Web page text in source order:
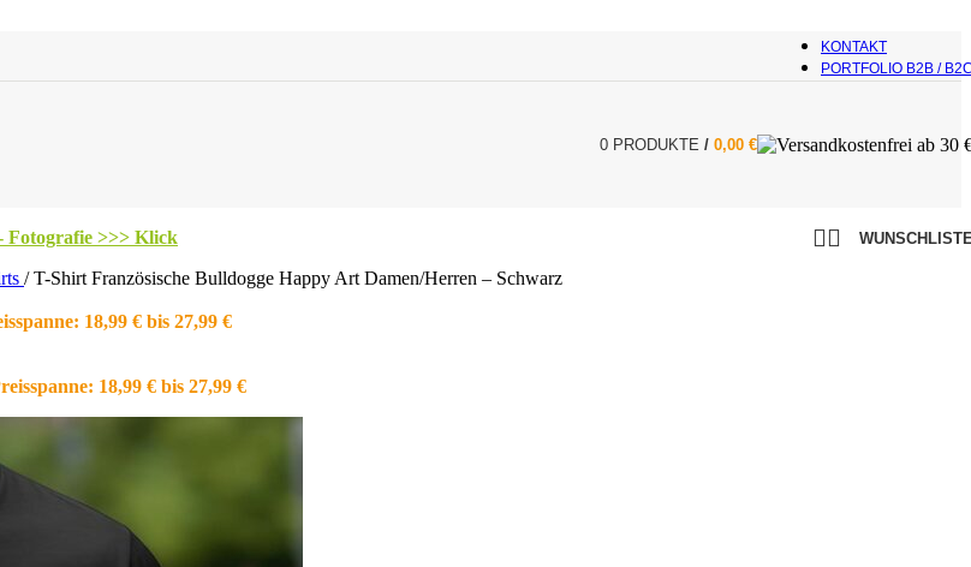
KONTAKT
PORTFOLIO B2B /
0 PRODUKTE / 0,00 €
Fotografie >>> Klick
/ T-Shirt Französische Bulldogge Happy Art Damen/Herren – Schwarz
18,99 € bis 27,99 €
18,99 € bis 27,99 €